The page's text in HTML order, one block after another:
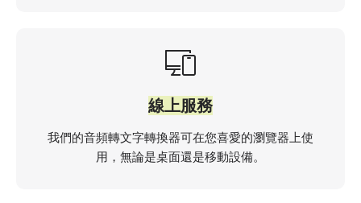
線上服務
我們的音頻轉文字轉換器可在您喜愛的瀏覽器上使
用，無論是桌面還是移動設備。